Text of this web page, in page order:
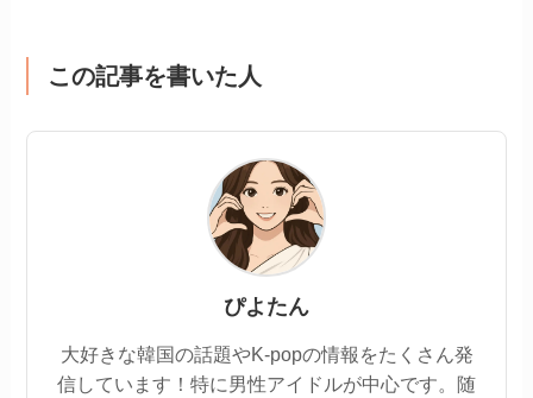
この記事を書いた人
ぴよたん
大好きな韓国の話題やK-popの情報をたくさん発
信しています！特に男性アイドルが中心です。随